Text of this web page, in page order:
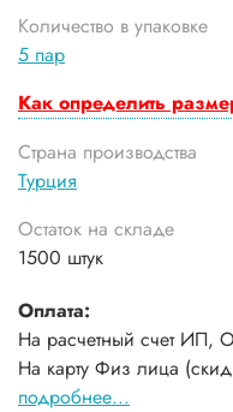
Количество в упаковке
5 пар
Как определить
Страна производства
Турция
Остаток на складе
1500 штук
Оплата:
На расчетный счет ИП,
На карту Физ лица
подробнее...